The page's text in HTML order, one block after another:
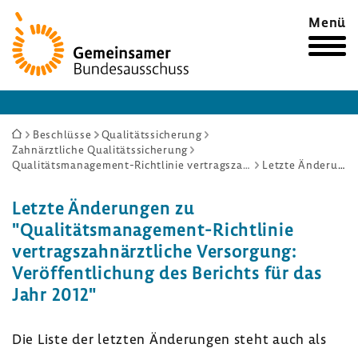
Zur
Startseite
Menü
Sie
sind
hier:
Beschlüsse
Qualitätssicherung
Zahnärztliche Qualitätssicherung
Qualitätsmanagement-Richtlinie vertragszahnärztliche Versorgung: Veröffentlichung des Berichts für das Jahr 2012
Letzte Änderungen
Letzte Ände­rungen zu
"Qualitätsmanagement-​Richtlinie
vertrags­zahn­ärzt­liche Versor­gung:
Veröf­fent­li­chung des Berichts für das
Jahr 2012"
Die Liste der letzten Ände­rungen steht auch als